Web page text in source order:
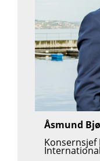
Åsmund
Konsernsjef
International